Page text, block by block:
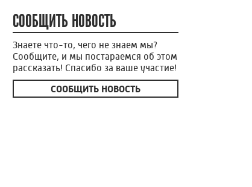
СООБЩИТЬ НОВОСТЬ
Знаете что-то, чего не знаем мы?
Сообщите, и мы постараемся об этом
рассказать! Спасибо за ваше участие!
СООБЩИТЬ НОВОСТЬ